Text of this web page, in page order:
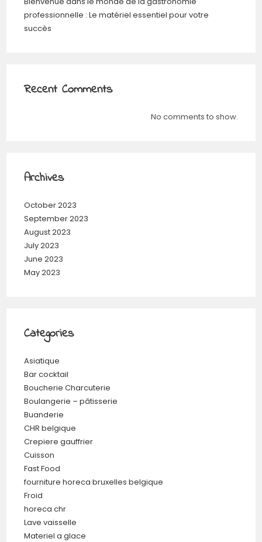
professionnelle : Le matériel essentiel pour votre
succès
Recent Comments
No comments to show.
Archives
October 2023
September 2023
August 2023
July 2023
June 2023
May 2023
Categories
Asiatique
Bar cocktail
Boucherie Charcuterie
Boulangerie – pâtisserie
Buanderie
CHR belgique
Crepiere gauffrier
Cuisson
Fast Food
fourniture horeca bruxelles belgique
Froid
horeca chr
Lave vaisselle
Materiel a glace